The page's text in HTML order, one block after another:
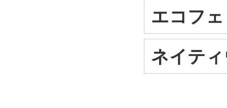
エコフ
ネイテ